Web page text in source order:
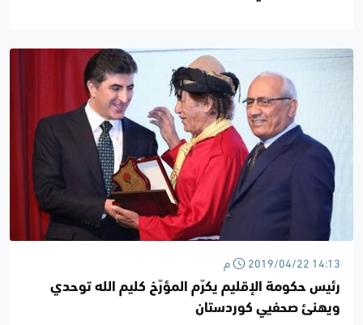
2019/04/22 14:13 م
رئيس حكومة الإقليم يكرّم المؤرّخ كليم الله توحدي
ويهنئ صحفيي كوردستان